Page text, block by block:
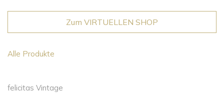
Zum VIRTUELLEN SHOP
Alle Produkte
felicitas Vintage